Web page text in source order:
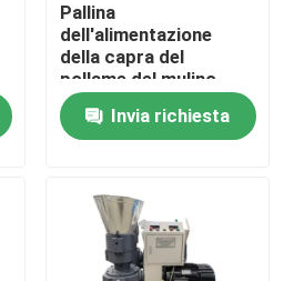
Pallina
dell'alimentazione
della capra del
pollame del mulino
della pallina
dell'alimentazione 1-
13T/H che fa
Invia richiesta